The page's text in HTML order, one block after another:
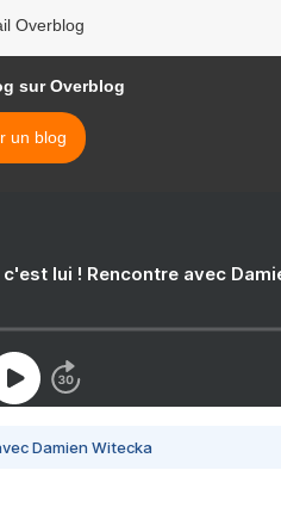
Overblog
sur Overblog
un blog
lui ! Rencontre avec
Damien Witecka